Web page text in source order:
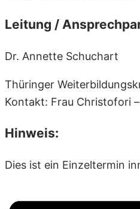
Leitung /
Dr. Annette Schuchart
Thüringer
Kontakt: Frau Christofori –
Hinweis:
Dies ist ein Einzeltermin